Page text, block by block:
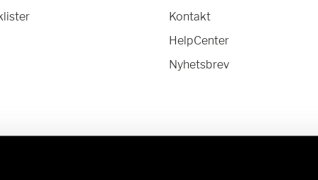
Kontakt
HelpCenter
Nyhetsbrev